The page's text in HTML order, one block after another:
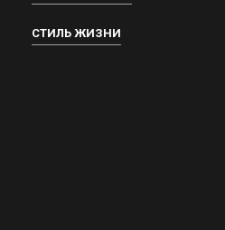
СТИЛЬ ЖИЗНИ